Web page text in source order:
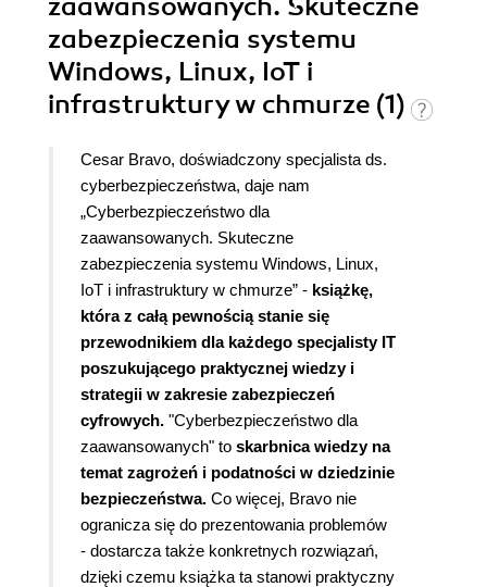
zabezpieczenia systemu
Windows, Linux, IoT i
infrastruktury w chmurze (1)
Cesar Bravo, doświadczony specjalista ds.
cyberbezpieczeństwa, daje nam
„Cyberbezpieczeństwo dla
zaawansowanych. Skuteczne
zabezpieczenia systemu Windows, Linux,
IoT i infrastruktury w chmurze” - książkę,
która z całą pewnością stanie się
przewodnikiem dla każdego specjalisty IT
poszukującego praktycznej wiedzy i
strategii w zakresie zabezpieczeń
cyfrowych. "Cyberbezpieczeństwo dla
zaawansowanych" to skarbnica wiedzy na
temat zagrożeń i podatności w dziedzinie
bezpieczeństwa. Co więcej, Bravo nie
ogranicza się do prezentowania problemów
- dostarcza także konkretnych rozwiązań,
dzięki czemu książka ta stanowi praktyczny